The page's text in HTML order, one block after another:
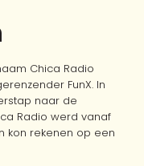
Chica Radio
FunX. In
naar de
Radio werd vanaf
kon rekenen op een